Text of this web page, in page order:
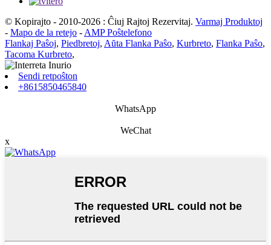
© Kopirajto - 2010-2026 : Ĉiuj Rajtoj Rezervitaj. Varmaj Produktoj
- Mapo de la retejo - AMP Poŝtelefono
Flankaj Paŝoj, Piedbretoj, Aŭta Flanka Paŝo, Kurbreto, Flanka Paŝo,
Tacoma Kurbreto,
Sendi retpoŝton
+8615850465840
WhatsApp
WeChat
x